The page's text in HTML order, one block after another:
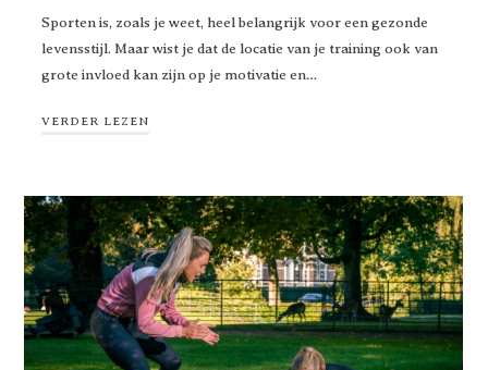
Sporten is, zoals je weet, heel belangrijk voor een gezonde
levensstijl. Maar wist je dat de locatie van je training ook van
grote invloed kan zijn op je motivatie en…
VERDER LEZEN